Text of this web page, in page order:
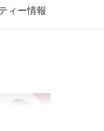
ィー情報